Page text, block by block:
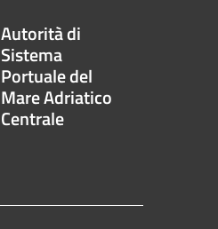
Autorità di
Sistema
Portuale del
Mare Adriatico
Centrale